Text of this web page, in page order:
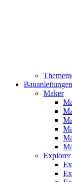
Bauanleitungen
Maker
Explorer